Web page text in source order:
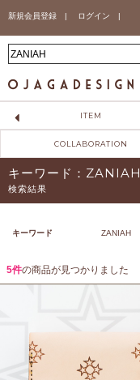
新規会員登録 | ログイン |
ITEM
COLLABORATION
キーワード：ZANIAH
検索結果
キーワード ZANIAH
5件の商品が見つかりました